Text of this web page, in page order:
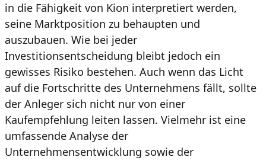
in die Fähigkeit von Kion interpretiert werden,
seine Marktposition zu behaupten und
auszubauen. Wie bei jeder
Investitionsentscheidung bleibt jedoch ein
gewisses Risiko bestehen. Auch wenn das Licht
auf die Fortschritte des Unternehmens fällt, sollte
der Anleger sich nicht nur von einer
Kaufempfehlung leiten lassen. Vielmehr ist eine
umfassende Analyse der
Unternehmensentwicklung sowie der